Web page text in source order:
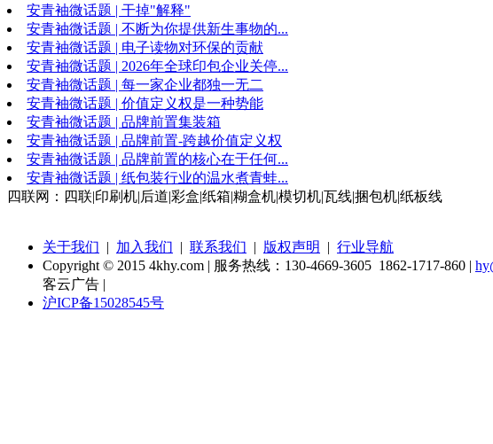
安青袖微话题 | 干掉"解释"
安青袖微话题 | 不断为你提供新生事物的...
安青袖微话题 | 电子读物对环保的贡献
安青袖微话题 | 2026年全球印包企业关停...
安青袖微话题 | 每一家企业都独一无二
安青袖微话题 | 价值定义权是一种势能
安青袖微话题 | 品牌前置集装箱
安青袖微话题 | 品牌前置-跨越价值定义权
安青袖微话题 | 品牌前置的核心在于任何...
安青袖微话题 | 纸包装行业的温水煮青蛙...
四联网：四联|印刷机|后道|彩盒|纸箱|糊盒机|模切机|瓦线|捆包机|纸板线
关于我们 | 加入我们 | 联系我们 | 版权声明 | 行业导航
Copyright © 2015 4khy.com | 服务热线：130-4669-3605 1862-1717-860 |
客云广告 |
沪ICP备15028545号